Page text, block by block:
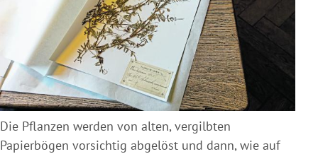
Die Pflanzen werden von alten, vergilbten
Papierbögen vorsichtig abgelöst und dann, wie auf